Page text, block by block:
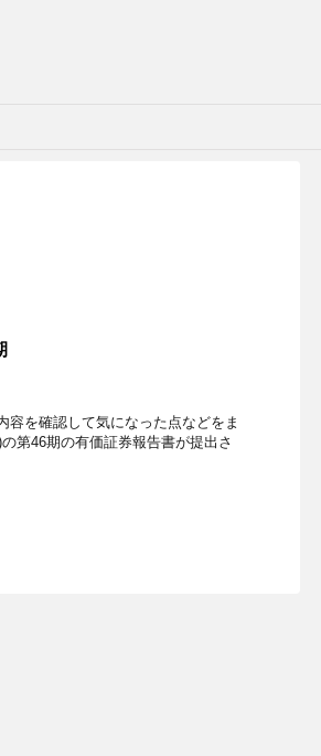
容を確認して気になった点などをま
第46期の有価証券報告書が提出さ